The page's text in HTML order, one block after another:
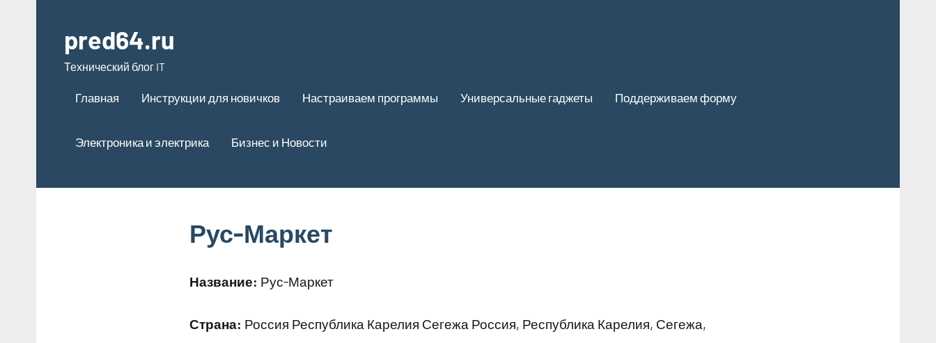
содержимому
pred64.ru
Технический блог IT
Главная Инструкции для новичков Настраиваем программы Универсальные гаджеты Поддерживаем форму
Электроника и электрика Бизнес и Новости
Рус-Маркет
Название: Рус-Маркет
Страна: Россия Республика Карелия Сегежа Россия, Республика Карелия, Сегежа,